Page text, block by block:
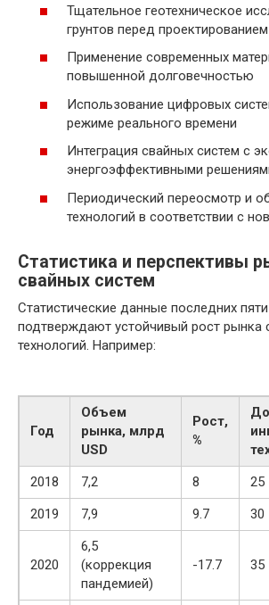
Тщательное геотехническое
грунтов перед проектированием
Применение современных
повышенной долговечностью
Использование цифровых
режиме реального времени
Интеграция свайных систем с
энергоэффективными
Периодический переосмотр и
технологий в соответствии с
Статистика и перспективы
свайных систем
Статистические данные последних
подтверждают устойчивый рост рынка
технологий. Например:
Год
Объем
рынка, млрд
USD
Рост,
%
2018
7,2 8
25
2019
7,9 9.7 30
2020
6,5
(коррекция
пандемией)
-17.7 35